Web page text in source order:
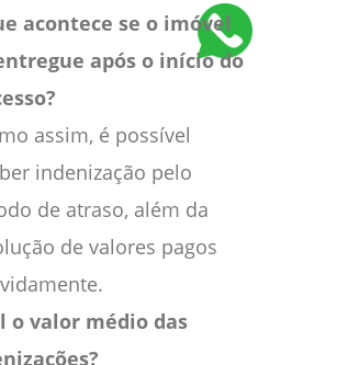
acontece se o imóvel
após o início do
assim, é possível
indenização pelo
de atraso, além da
de valores pagos
o valor médio das